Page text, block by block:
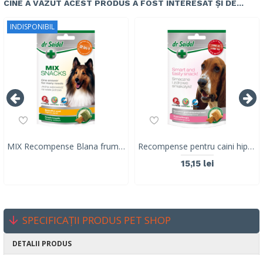
CINE A VĂZUT ACEST PRODUS A FOST INTERESAT ȘI DE...
INDISPONIBIL
MIX Recompense Blana frumoasa & Respiratie proaspata pentru caini, Dr. Seidel, 90g Recompense pentru caini hipoalergici, Dr. Seidel, 90g
15,15 lei
SPECIFICAȚII PRODUS PET SHOP
DETALII PRODUS